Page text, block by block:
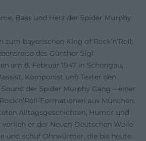
Bass und Herz der Spider Murphy
bayerischen King of Rock’n’Roll:
des Günther Sigl
am 8. Februar 1947 in Schongau,
Komponist und Texter den
der Spider Murphy Gang – einer
Formationen aus München.
Alltagsgeschichten, Humor und
er der Neuen Deutschen Welle
und schuf Ohrwürmer, die bis heute